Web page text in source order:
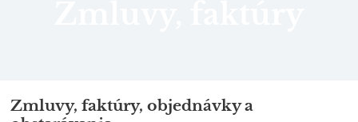
Zmluvy,
Zmluvy, faktúry, objednávky a